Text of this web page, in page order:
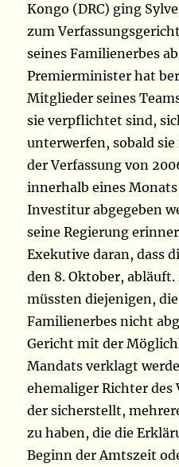
Kongo (DRC) ging
zum
seines Familienerbes
Premierminister hat
Mitglieder seines
sie verpflichtet sind,
unterwerfen, sobald
der Verfassung von
innerhalb eines Monats
Investitur abgegeben
seine Regierung
Exekutive daran, dass
den 8. Oktober,
müssten diejenigen,
Familienerbes nicht
Gericht mit der
Mandats verklagt
ehemaliger Richter des
der sicherstellt,
zu haben, die die
Beginn der Amtszeit